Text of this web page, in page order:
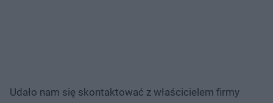
Udało nam się skontaktować z właścicielem firmy